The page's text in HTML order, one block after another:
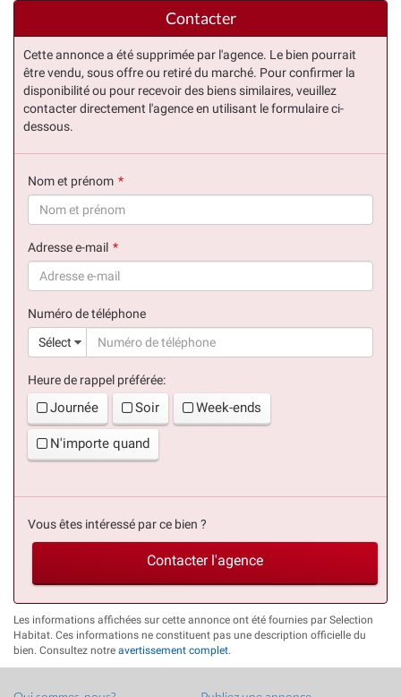
Contacter
Cette annonce a été supprimée par l'agence. Le bien pourrait
être vendu, sous offre ou retiré du marché. Pour confirmer la
disponibilité ou pour recevoir des biens similaires, veuillez
contacter directement l'agence en utilisant le formulaire ci-
dessous.
Nom et prénom
Adresse e-mail
Numéro de téléphone
Sélect
Heure de rappel préférée:
Journée Soir Week-ends
N'importe quand
Vous êtes intéressé par ce bien ?
Contacter l'agence
Les informations affichées sur cette annonce ont été fournies par Selection
Habitat. Ces informations ne constituent pas une description officielle du
bien. Consultez notre avertissement complet